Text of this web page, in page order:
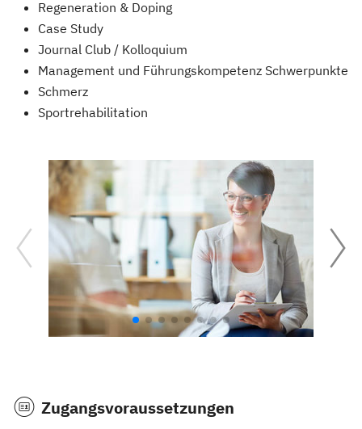
Regeneration & Doping
Case Study
Journal Club / Kolloquium
Management und Führungskompetenz Schwerpunkte
Schmerz
Sportrehabilitation
Zugangsvoraussetzungen